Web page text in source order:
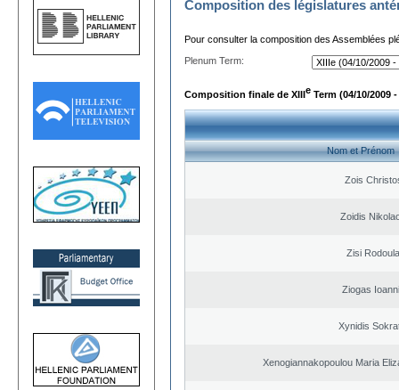
Composition des législatures
Pour consulter la composition des Assemblées
Plenum Term:
Composition finale de XIIIe Term (04/10/2009 -
Nom et Prénom
Zois
Zoidis
Zisi Rodoula
Ziogas
Xynidis
Xenogiannakopoulou Maria